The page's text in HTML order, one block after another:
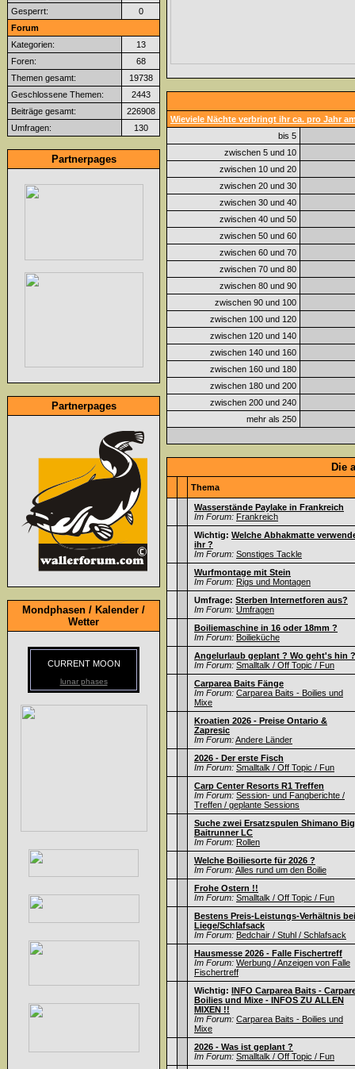
Gesperrt:
0
Forum
Kategorien:
13
Foren:
68
Themen gesamt:
19738
Geschlossene Themen:
2443
Beiträge gesamt:
226908
Umfragen:
130
Partnerpages
Partnerpages
Mondphasen / Kalender /
Wetter
CURRENT MOON
lunar phases
Wieviele Nächte verbringt ihr ca. pro Jahr
bis 5
zwischen 5 und 10
zwischen 10 und 20
zwischen 20 und 30
zwischen 30 und 40
zwischen 40 und 50
zwischen 50 und 60
zwischen 60 und 70
zwischen 70 und 80
zwischen 80 und 90
zwischen 90 und 100
zwischen 100 und 120
zwischen 120 und 140
zwischen 140 und 160
zwischen 160 und 180
zwischen 180 und 200
zwischen 200 und 240
mehr als 250
Die
Thema
Wasserstände Paylake in Frankreich
Im Forum: Frankreich
Wichtig: Welche Abhakmatte
ihr ?
Im Forum: Sonstiges Tackle
Wurfmontage mit Stein
Im Forum: Rigs und Montagen
Umfrage: Sterben Internetforen aus?
Im Forum: Umfragen
Boiliemaschine in 16 oder 18mm ?
Im Forum: Boilieküche
Angelurlaub geplant ? Wo geht's hin ?
Im Forum: Smalltalk / Off Topic / Fun
Carparea Baits Fänge
Im Forum: Carparea Baits - Boilies und
Mixe
Kroatien 2026 - Preise Ontario &
Zapresic
Im Forum:Andere Länder
2026 - Der erste Fisch
Im Forum: Smalltalk / Off Topic / Fun
Carp Center Resorts R1 Treffen
Im Forum: Session- und Fangberichte /
Treffen / geplante Sessions
Suche zwei Ersatzspulen Shimano Big
Baitrunner LC
Im Forum: Rollen
Welche Boiliesorte für 2026 ?
Im Forum:Alles rund um den Boilie
Frohe Ostern !!
Im Forum: Smalltalk / Off Topic / Fun
Bestens Preis-Leistungs-Verhältnis bei
Liege/Schlafsack
Im Forum: Bedchair / Stuhl / Schlafsack
Hausmesse 2026 - Falle Fischertreff
Im Forum: Werbung / Anzeigen von Falle
Fischertreff
Wichtig: INFO Carparea Baits -
Boilies und Mixe - INFOS ZU ALLEN
MIXEN !!
Im Forum: Carparea Baits - Boilies und
Mixe
2026 - Was ist geplant ?
Im Forum: Smalltalk / Off Topic / Fun